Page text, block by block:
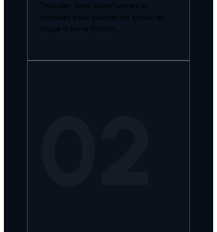
Travailler avec plateformes et
marques pour pointer les zones de
risque à forte friction.